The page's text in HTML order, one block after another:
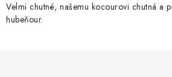
Velmi chutné, našemu kocourovi chutná a
hubeňour.